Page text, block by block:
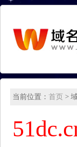
当前位置： 首页 >